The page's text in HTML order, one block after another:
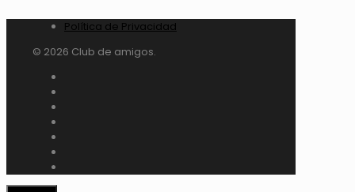
Política de Privacidad
© 2026 Club de amigos.